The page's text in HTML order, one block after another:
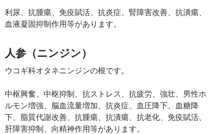
利尿、抗腫瘍、免疫賦活、抗炎症、腎障害改善、抗潰瘍、
血液凝固抑制作用等があります。
人参（ニンジン）
ウコギ科オタネニンジンの根です。
中枢興奮、中枢抑制、抗ストレス、抗疲労、強壮、男性ホ
ルモン増強、脳血流量増加、抗炎症、血圧降下、血糖降
下、脂質代謝改善、抗腫瘍、抗潰瘍、抗老化、免疫賦活、
肝障害抑制、向精神作用等があります。